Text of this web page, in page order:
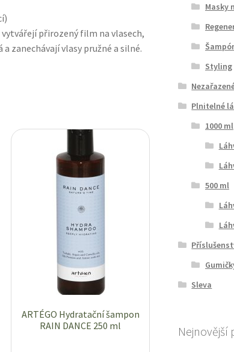
přirozený film na vlasech,
zanechávají vlasy pružné a silné.
ARTÉGO Hydratační šampon
RAIN DANCE 250 ml
Masky
Styling
Plnitelné
1000 ml
500 ml
Sleva
Nejnovější